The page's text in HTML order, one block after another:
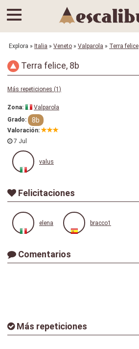
Explora » Italia » Veneto » Valparola » Terra felice
Terra felice, 8b
Más repeticiones (1)
Zona:
Valparola
Grado:
8b
Valoración:
7 Jul
valus
Felicitaciones
elena bracco1
Comentarios
Más repeticiones